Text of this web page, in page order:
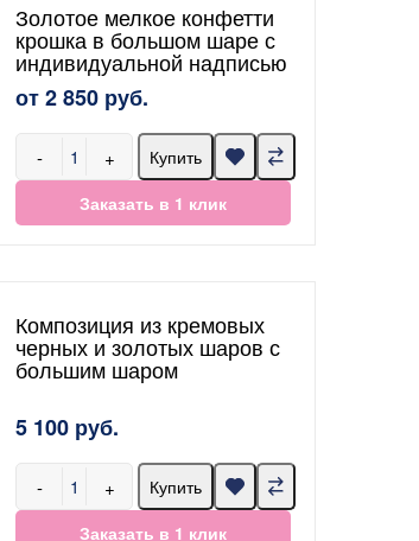
Золотое мелкое конфетти
крошка в большом шаре с
индивидуальной надписью
от 2 850 руб.
- +
Купить
Заказать в 1 клик
Композиция из кремовых
черных и золотых шаров с
большим шаром
5 100 руб.
- +
Купить
Заказать в 1 клик